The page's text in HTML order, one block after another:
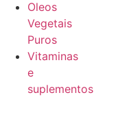
Oleos
Vegetais
Puros
Vitaminas
e
suplementos